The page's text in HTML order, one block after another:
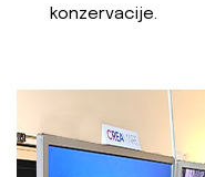
konzervacije.